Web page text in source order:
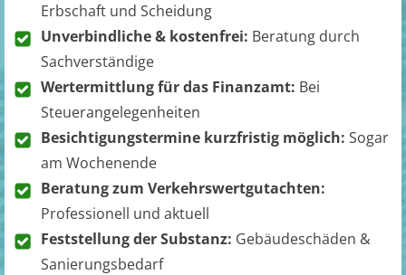
Erbschaft und Scheidung
Unverbindliche & kostenfrei: Beratung durch
Sachverständige
Wertermittlung für das Finanzamt: Bei
Steuerangelegenheiten
Besichtigungstermine kurzfristig möglich: Sogar
am Wochenende
Beratung zum Verkehrswertgutachten:
Professionell und aktuell
Feststellung der Substanz: Gebäudeschäden &
Sanierungsbedarf